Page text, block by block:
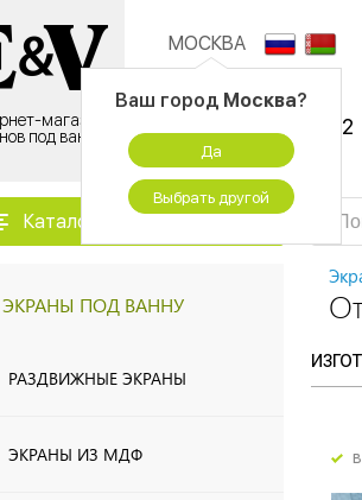
магазин
под ванну
МОСКВА
Ваш город Москва?
Да
Выбрать другой
Контактный центр:
8 (495) 500-96-52
временно не работаем
Каталог товаров
ЭКРАНЫ ПОД ВАННУ
РАЗДВИЖНЫЕ ЭКРАНЫ
ЭКРАНЫ ИЗ МДФ